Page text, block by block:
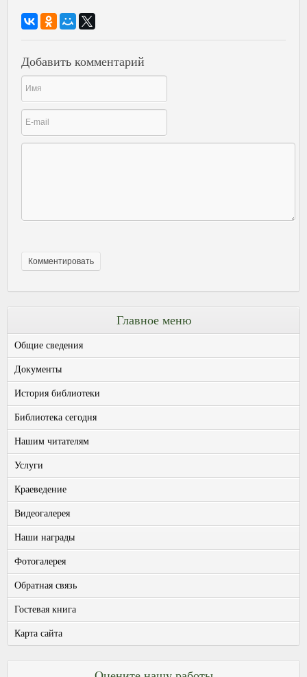
Добавить комментарий
Главное меню
Общие сведения
Документы
История библиотеки
Библиотека сегодня
Нашим читателям
Услуги
Краеведение
Видеогалерея
Наши награды
Фотогалерея
Обратная связь
Гостевая книга
Карта сайта